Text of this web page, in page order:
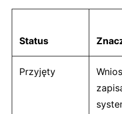
Status
Przyjęty